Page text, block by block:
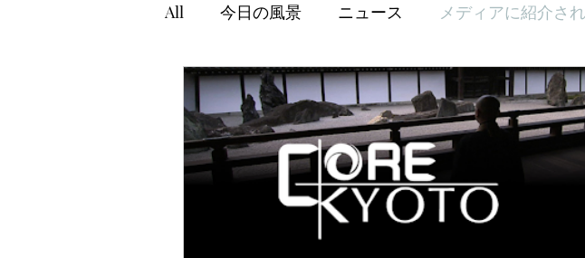
All 今日の風景 ニュース メディアに紹介さ